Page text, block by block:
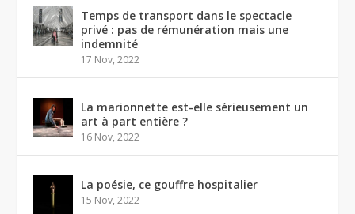
Temps de transport dans le spectacle
privé : pas de rémunération mais une
indemnité
17 Nov, 2022
La marionnette est-elle sérieusement un
art à part entière ?
16 Nov, 2022
La poésie, ce gouffre hospitalier
15 Nov, 2022